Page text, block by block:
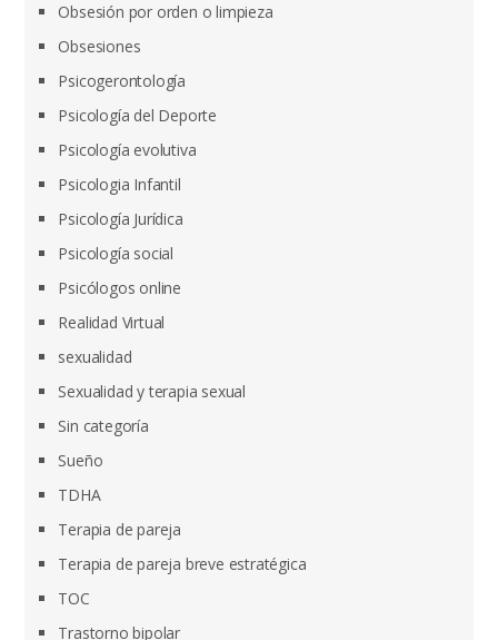
Obsesión por orden o limpieza
Obsesiones
Psicogerontología
Psicología del Deporte
Psicología evolutiva
Psicologia Infantil
Psicología Jurídica
Psicología social
Psicólogos online
Realidad Virtual
sexualidad
Sexualidad y terapia sexual
Sin categoría
Sueño
TDHA
Terapia de pareja
Terapia de pareja breve estratégica
TOC
Trastorno bipolar